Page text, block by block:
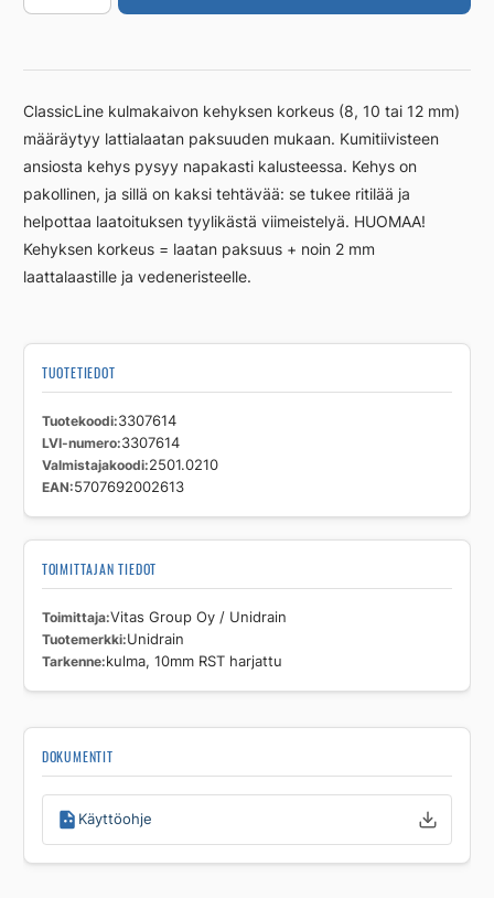
kulma,
RST
määrä
ClassicLine kulmakaivon kehyksen korkeus (8, 10 tai 12 mm)
määräytyy lattialaatan paksuuden mukaan. Kumitiivisteen
ansiosta kehys pysyy napakasti kalusteessa. Kehys on
pakollinen, ja sillä on kaksi tehtävää: se tukee ritilää ja
helpottaa laatoituksen tyylikästä viimeistelyä. HUOMAA!
Kehyksen korkeus = laatan paksuus + noin 2 mm
laattalaastille ja vedeneristeelle.
TUOTETIEDOT
Tuotekoodi 3307614
LVI-numero 3307614
Valmistajakoodi 2501.0210
EAN 5707692002613
TOIMITTAJAN TIEDOT
Toimittaja Vitas Group Oy / Unidrain
Tuotemerkki Unidrain
Tarkenne kulma, 10mm RST harjattu
DOKUMENTIT
Käyttöohje